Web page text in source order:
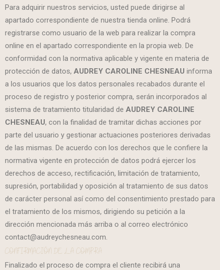
Para adquirir nuestros servicios, usted puede dirigirse al
apartado correspondiente de nuestra tienda online. Podrá
registrarse como usuario de la web para realizar la compra
online en el apartado correspondiente en la propia web. De
conformidad con la normativa aplicable y vigente en materia de
protección de datos, AUDREY CAROLINE CHESNEAU informa
a los usuarios que los datos personales recabados durante el
proceso de registro y posterior compra, serán incorporados al
sistema de tratamiento titularidad de AUDREY CAROLINE
CHESNEAU, con la finalidad de tramitar dichas acciones por
parte del usuario y gestionar actuaciones posteriores derivadas
de las mismas. De acuerdo con los derechos que le confiere la
normativa vigente en protección de datos podrá ejercer los
derechos de acceso, rectificación, limitación de tratamiento,
supresión, portabilidad y oposición al tratamiento de sus datos
de carácter personal así como del consentimiento prestado para
el tratamiento de los mismos, dirigiendo su petición a la
dirección mencionada más arriba o al correo electrónico
contact@audreychesneau.com.
CONFIRMACIÓN DE LA COMPRA
Finalizado el proceso de compra el cliente recibirá una